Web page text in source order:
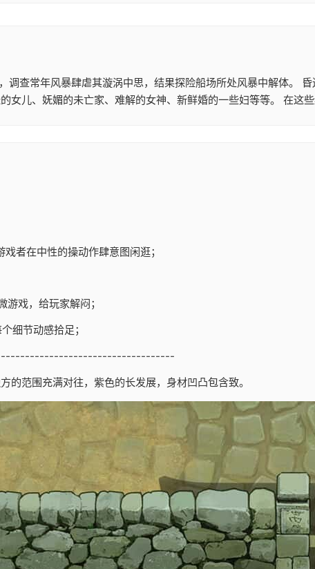
调查常年风暴肆虐其漩涡中思，结果探险船场所处风暴中解体。
的女儿、妩媚的未亡家、难解的女神、新鲜婚的一些妇等
戏者在中性的操动作肆意图闲逛；
游戏，给玩家解闷；
细节动感拾足；
的范围充满对往，紫色的长发展，身材凹凸包含致。